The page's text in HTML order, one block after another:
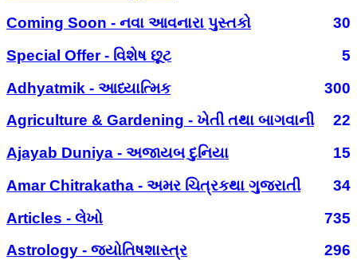
Coming Soon - નવા આવનારા પુસ્તકો
30
Special Offer - વિશેષ છૂટ
5
Adhyatmik - આધ્યાત્મિક
300
Agriculture & Gardening - ખેતી તથા બાગવાની
22
Ajayab Duniya - અજાયબ દુનિયા
15
Amar Chitrakatha - અમર ચિત્રકથા ગુજરાતી
34
Articles - લેખો
735
Astrology - જ્યોતિષશાસ્ત્ર
296